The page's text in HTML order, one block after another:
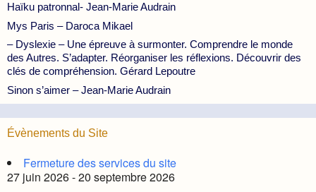
Haïku patronnal- Jean-Marie Audrain
Mys Paris – Daroca Mikael
– Dyslexie – Une épreuve à surmonter. Comprendre le monde
des Autres. S’adapter. Réorganiser les réflexions. Découvrir des
clés de compréhension. Gérard Lepoutre
Sinon s’aimer – Jean-Marie Audrain
Évènements du Site
Fermeture des services du site
27 juin 2026 - 20 septembre 2026